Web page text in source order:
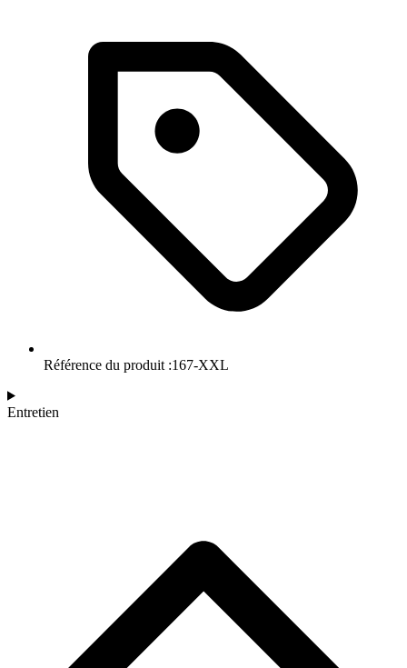
Référence du produit :167-XXL
Entretien